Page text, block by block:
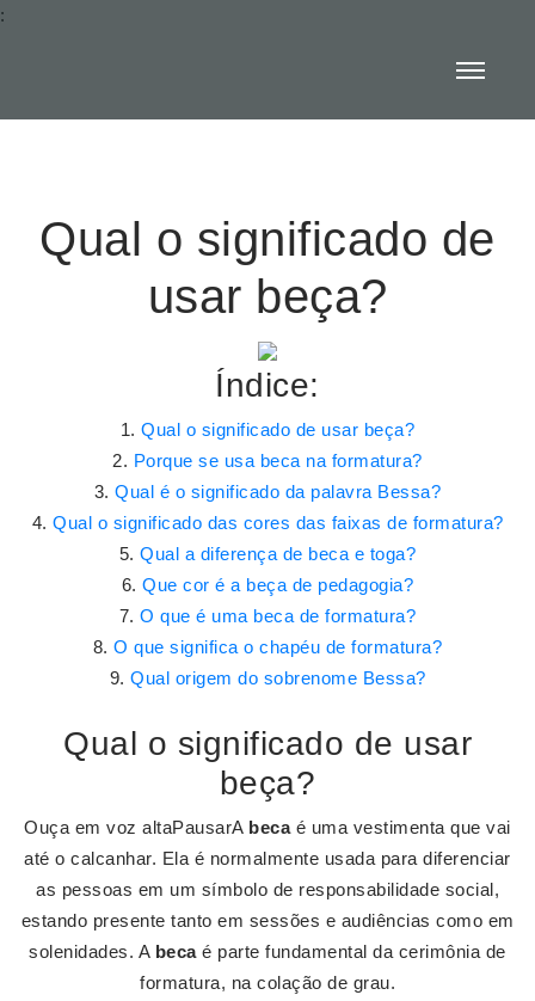
:
Qual o significado de
usar beça?
Índice:
Qual o significado de usar beça?
Porque se usa beca na formatura?
Qual é o significado da palavra Bessa?
Qual o significado das cores das faixas de formatura?
Qual a diferença de beca e toga?
Que cor é a beça de pedagogia?
O que é uma beca de formatura?
O que significa o chapéu de formatura?
Qual origem do sobrenome Bessa?
Qual o significado de usar
beça?
Ouça em voz altaPausarA becaé uma vestimenta que vai
até o calcanhar. Ela é normalmente usada para diferenciar
as pessoas em um símbolo de responsabilidade social,
estando presente tanto em sessões e audiências como em
solenidades. A becaé parte fundamental da cerimônia de
formatura, na colação de grau.